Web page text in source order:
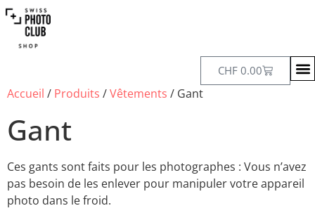
CHF 0.00
Accueil / Produits /Vêtements / Gant
Gant
Ces gants sont faits pour les photographes : Vous n’avez
pas besoin de les enlever pour manipuler votre appareil
photo dans le froid.